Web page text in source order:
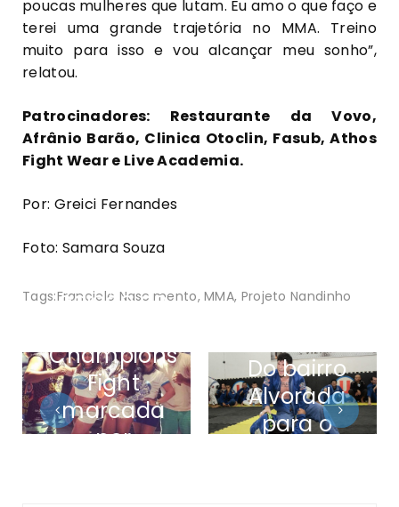
poucas mulheres que lutam. Eu amo o que faço e
terei uma grande trajetória no MMA. Treino
muito para isso e vou alcançar meu sonho”,
relatou.
Patrocinadores: Restaurante da Vovo,
Afrânio Barão, Clinica Otoclin, Fasub, Athos
Fight Wear e Live Academia.
Por: Greici Fernandes
Foto: Samara Souza
Tags:Franciele Nascimento,MMA, Projeto Nandinho
edição do
Champions
Fight
marcada
por
Do bairro
Alvorada
para o